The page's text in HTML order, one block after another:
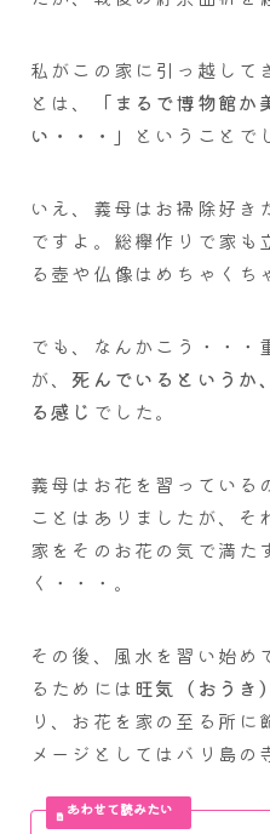
私がこの家に引っ越して
とは、
「まるで博物館
い・・・」
ということで
いえ、義母はお掃除好き
ですよ。総欅作りで家も
る壺や仏像はめちゃくち
でも、なんかこう・・・
が、 死んでいるというか
る感じ でした。
義母はお花を習っている
ことはありましたが、そ
家をそのお花の気で満た
く・・・。
その後、風水を習い始め
るためには旺気（おうき）
り、お花を家の至る所に
メージとしてはバリ島の